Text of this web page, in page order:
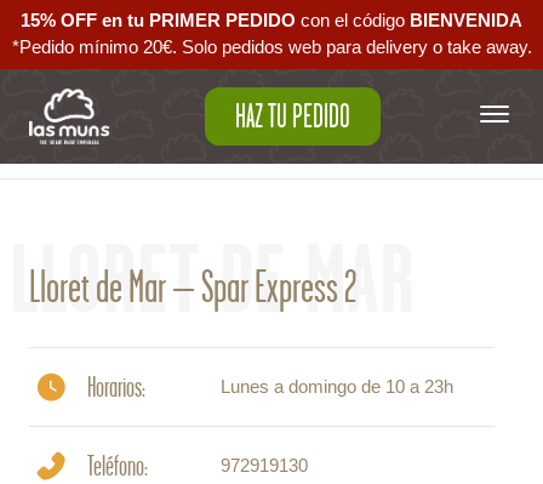
15% OFF en tu PRIMER PEDIDO con el código ‪ BIENVENIDA‬
*Pedido mínimo 20€. Solo pedidos web para delivery o take away.
HAZ TU PEDIDO
Volver al mapa
LLORET DE MAR
Lloret de Mar – Spar Express 2
Horarios: Lunes a domingo de 10 a 23h
Teléfono: 972919130